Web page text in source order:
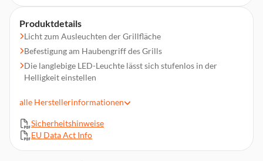
Produktdetails
Licht zum Ausleuchten der Grillfläche
Befestigung am Haubengriff des Grills
Die langlebige LED-Leuchte lässt sich stufenlos in der
Helligkeit einstellen
Schnelles lösen der Leuchte vom Halter durch einen
Drehverschluss
Kippsensor schaltet das Licht automatisch ein und aus
alle Herstellerinformationen
Sicherheitshinweise
EU Data Act Info